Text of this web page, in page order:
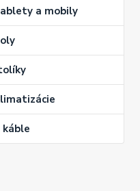
a mobily
káble